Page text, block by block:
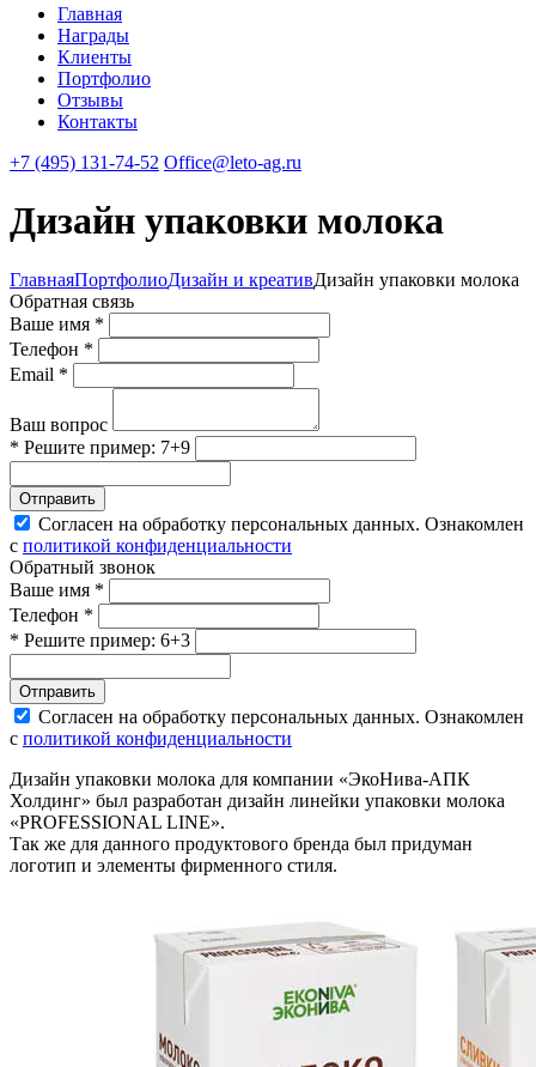
Главная
Награды
Клиенты
Портфолио
Отзывы
Контакты
+7 (495) 131-74-52 Office@leto-ag.ru
Дизайн упаковки молока
ГлавнаяПортфолиоДизайн и креативДизайн упаковки молока
Обратная связь
Ваше имя *
Телефон *
Email *
Ваш вопрос
* Решите пример: 7+9
Отправить
Согласен на обработку персональных данных. Ознакомлен
с политикой конфиденциальности
Обратный звонок
Ваше имя *
Телефон *
* Решите пример: 6+3
Отправить
Согласен на обработку персональных данных. Ознакомлен
с политикой конфиденциальности
Дизайн упаковки молока для компании «ЭкоНива-АПК
Холдинг» был разработан дизайн линейки упаковки молока
«PROFESSIONAL LINE».
Так же для данного продуктового бренда был придуман
логотип и элементы фирменного стиля.